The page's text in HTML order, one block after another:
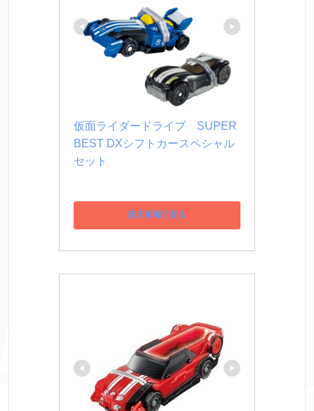
仮面ライダードライブ　SUPER
BEST DXシフトカースペシャル
セット
楽天市場で見る